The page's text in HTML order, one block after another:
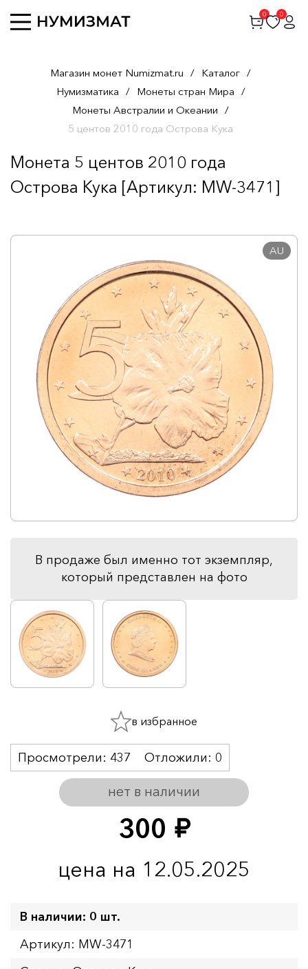
0 0
Магазин монет Numizmat.ru / Каталог /
Нумизматика / Монеты стран Мира /
Монеты Австралии и Океании /
5 центов 2010 года Острова Кука
Монета 5 центов 2010 года
Острова Кука [Артикул: MW-3471]
AU
В продаже был именно тот экземпляр,
который представлен на фото
300 руб.
цена на 12.05.2025
нет в наличии
Просмотрели: 437 Отложили: 0
в избранное
В наличии: 0 шт.
Артикул: MW-3471